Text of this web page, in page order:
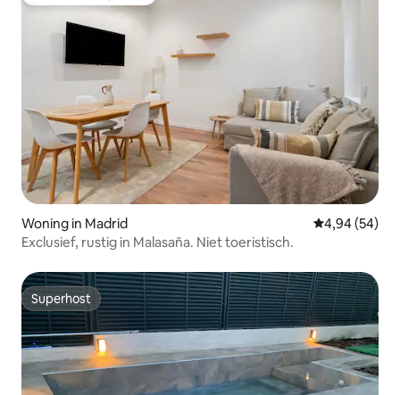
Woning in Madrid Gemiddelde
4,94 (54)
Exclusief, rustig in Malasaña. Niet toeristisch.
Superhost
Superhost